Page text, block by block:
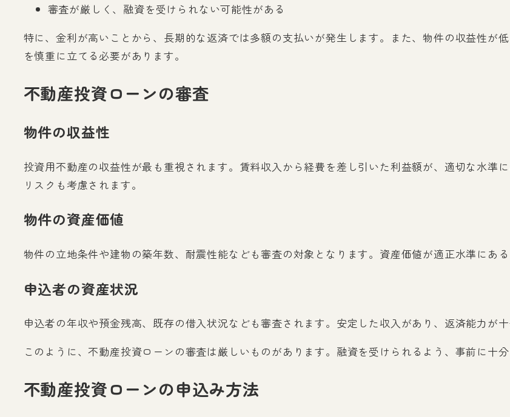
審査が厳しく、融資を受けられない可能性がある
特に、金利が高いことから、長期的な返済では多額の支払いが発生します。また、物件の収益性が
を慎重に立てる必要があります。
不動産投資ローンの審査
物件の収益性
投資用不動産の収益性が最も重視されます。賃料収入から経費を差し引いた利益額が、適切な水準
リスクも考慮されます。
物件の資産価値
物件の立地条件や建物の築年数、耐震性能なども審査の対象となります。資産価値が適正水準にある
申込者の資産状況
申込者の年収や預金残高、既存の借入状況なども審査されます。安定した収入があり、返済能力が
このように、不動産投資ローンの審査は厳しいものがあります。融資を受けられるよう、事前に十分
不動産投資ローンの申込み方法